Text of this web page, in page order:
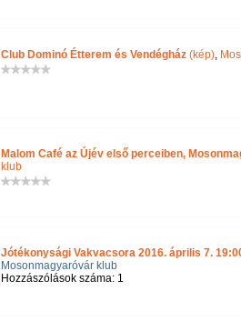
Club Dominó Étterem és Vendégház (kép),
Malom Café az Újév első perceiben,
klub
Jótékonysági Vakvacsora 2016. április 7.
Mosonmagyaróvár klub
Hozzászólások száma: 1